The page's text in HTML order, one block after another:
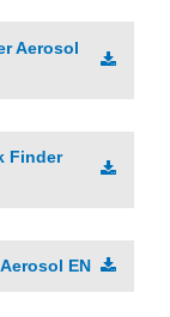
Aerosol
Finder
EN